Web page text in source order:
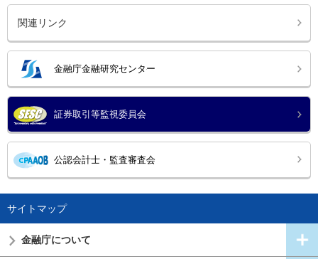
関連リンク
金融庁金融研究センター
証券取引等監視委員会
公認会計士・監査審査会
サイトマップ
金融庁について